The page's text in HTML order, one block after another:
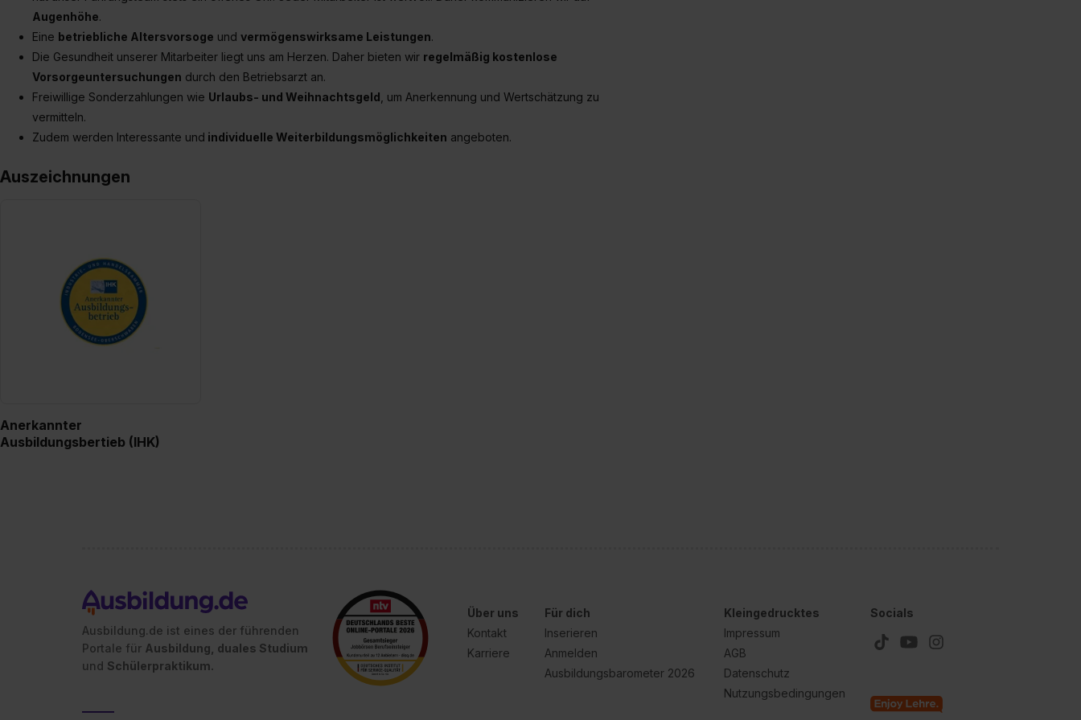
Augenhöhe.
Eine betriebliche Altersvorsoge und vermögenswirksame Leistungen.
Die Gesundheit unserer Mitarbeiter liegt uns am Herzen. Daher bieten wir regelmäßig kostenlose
Vorsorgeuntersuchungen durch den Betriebsarzt an.
Freiwillige Sonderzahlungen wie Urlaubs- und Weihnachtsgeld , um Anerkennung und Wertschätzung zu
vermitteln.
Zudem werden Interessante und individuelle Weiterbildungsmöglichkeiten angeboten.
Auszeichnungen
Anerkannter
Ausbildungsbertieb (IHK)
Ausbildung.de ist eines der führenden
Portale für Ausbildung, duales Studium
und Schülerpraktikum.
Über uns
Kontakt
Karriere
Für dich
Inserieren
Anmelden
Ausbildungsbarometer 2026
Kleingedrucktes
Impressum
AGB
Datenschutz
Nutzungsbedingungen
Socials